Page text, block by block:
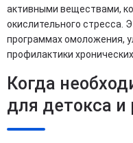
активными веществами,
окислительного стресса.
программах омоложения,
профилактики
Когда
для детокса и